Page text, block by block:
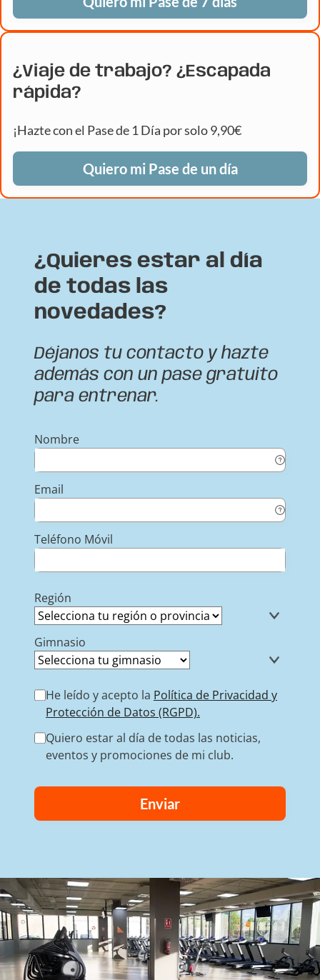
¿Viaje de trabajo? ¿Escapada
rápida?
¡Hazte con el Pase de 1 Día por solo 9,90€
Quiero mi Pase de un día
¿Quieres estar al día
de todas las
novedades?
Déjanos tu contacto y hazte
además con un pase gratuito
para entrenar.
Nombre
Email
Teléfono Móvil
Región
Gimnasio
He leído y acepto la Política de Privacidad y
Protección de Datos (RGPD).
Quiero estar al día de todas las noticias,
eventos y promociones de mi club.